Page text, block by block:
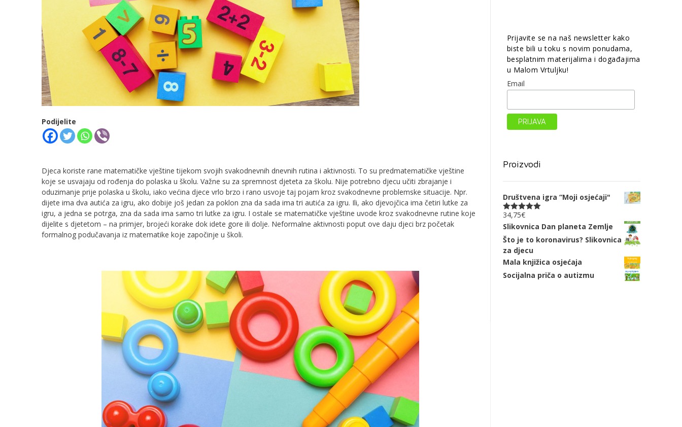
Podijelite
Djeca koriste rane matematičke vještine tijekom svojih svakodnevnih dnevnih rutina i aktivnosti. To su predmatematičke vještine
koje se usvajaju od rođenja do polaska u školu. Važne su za spremnost djeteta za školu. Nije potrebno djecu učiti zbrajanje i
oduzimanje prije polaska u školu, iako većina djece vrlo brzo i rano usvoje taj pojam kroz svakodnevne problemske situacije. Npr.
dijete ima dva autića za igru, ako dobije još jedan za poklon zna da sada ima tri autića za igru. Ili, ako djevojčica ima četiri lutke za
igru, a jedna se potrga, zna da sada ima samo tri lutke za igru. I ostale se matematičke vještine uvode kroz svakodnevne rutine koje
dijelite s djetetom – na primjer, brojeći korake dok idete gore ili dolje. Neformalne aktivnosti poput ove daju djeci brz početak
formalnog podučavanja iz matematike koje započinje u školi.
Prijavite se na naš newsletter kako
biste bili u toku s novim ponudama,
besplatnim materijalima i događajima
u Malom Vrtuljku!
Email
Proizvodi
Društvena igra “Moji osjećaji"
Ocjenjeno
5.00 od 5
34,75€
Slikovnica Dan planeta Zemlje
Što je to koronavirus? Slikovnica
za djecu
Mala knjižica osjećaja
Socijalna priča o autizmu